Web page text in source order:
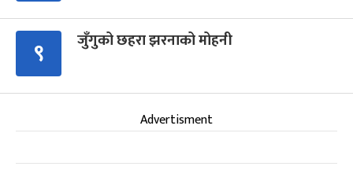
९ जुँगुको छहरा झरनाको मोहनी
Advertisment